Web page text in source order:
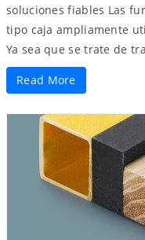
soluciones fiables Las
tipo caja ampliamente
Ya sea que se trate de
Read More